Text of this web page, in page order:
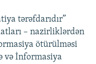
tərəfdarıdır”
– nazirliklərdən
ötürülməsi
və İnformasiya